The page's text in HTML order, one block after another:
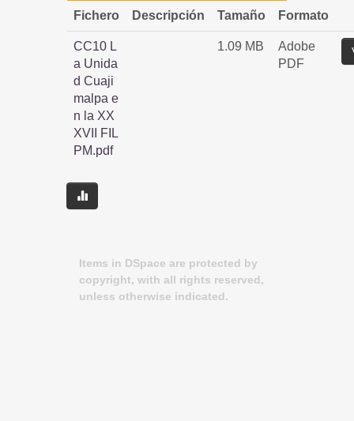
Fichero Descripción Tamaño Formato
CC10 L
a Unida
d Cuaji
malpa e
n la XX
XVII FIL
PM.pdf
1.09 MB
Adobe
PDF
Items in DSpace are protected by
copyright, with all rights reserved,
unless otherwise indicated.